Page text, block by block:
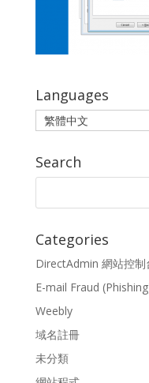
Languages
繁體中文
Search
Categories
DirectAdmin 網站控制
E-mail Fraud
Weebly
域名註冊
未分類